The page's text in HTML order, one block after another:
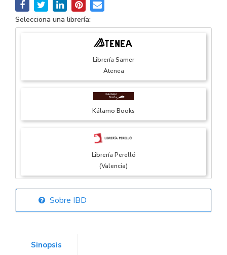
Selecciona una librería:
Librería Samer
Atenea
Kálamo Books
Librería Perelló
(Valencia)
Librería Elías
Sobre IBD
Sinopsis